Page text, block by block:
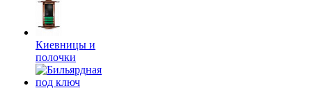
Киевницы и
полочки